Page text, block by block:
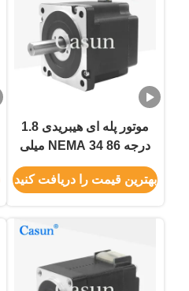
موتور پله ای هیبریدی 1.8
درجه NEMA 34 86 میلی
متری طول 5N.M کیت Cnc
موتور پله ای
بهترین قیمت را دریافت کنید